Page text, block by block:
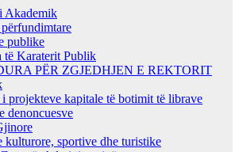
Akademik
publike
të Karaterit Publik
PËR ZGJEDHJEN E REKTORIT
projekteve kapitale të botimit të librave
denoncuesve
kulturore, sportive dhe turistike